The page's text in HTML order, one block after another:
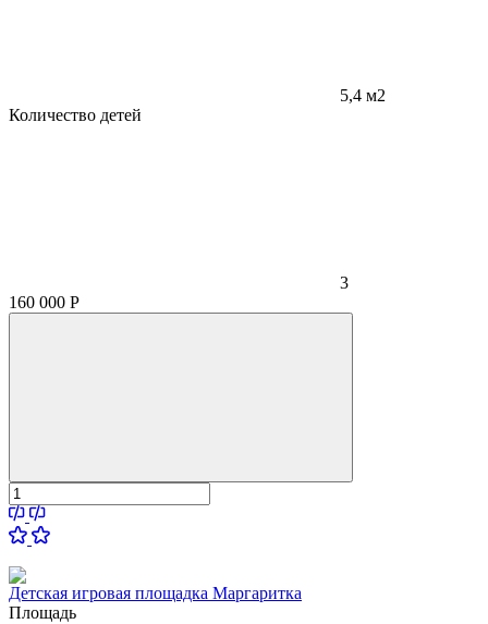
5,4 м2
Количество детей
3
160 000 Р
Детская игровая площадка Маргаритка
Площадь